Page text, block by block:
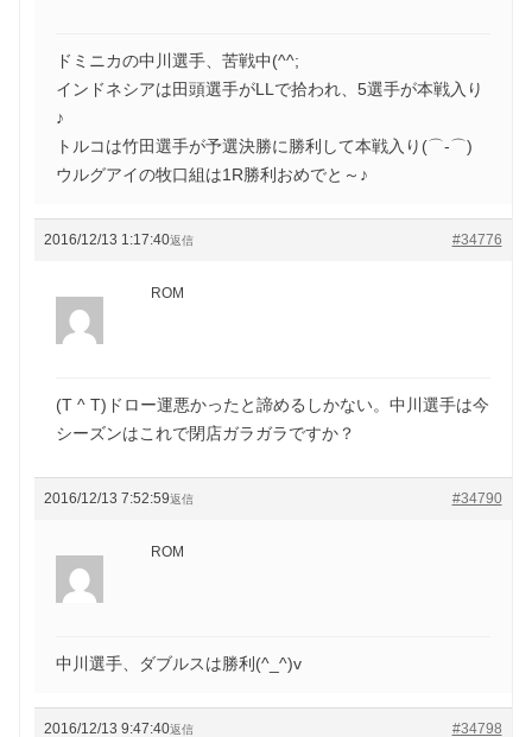
ドミニカの中川選手、苦戦中(^^;
インドネシアは田頭選手がLLで拾われ、5選手が本戦入り
♪
トルコは竹田選手が予選決勝に勝利して本戦入り(⌒‐⌒)
ウルグアイの牧口組は1R勝利おめでと～♪
2016/12/13 1:17:40 #34776
返信
ROM
(T ^ T)ドロー運悪かったと諦めるしかない。中川選手は今
シーズンはこれで閉店ガラガラですか？
2016/12/13 7:52:59 #34790
返信
ROM
中川選手、ダブルスは勝利(^_^)v
2016/12/13 9:47:40 #34798
返信